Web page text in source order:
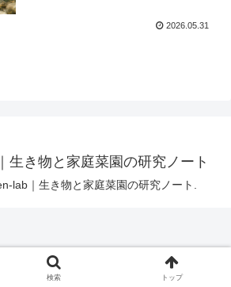
2026.05.31
生き物と家庭菜園の研究ノート
lab｜生き物と家庭菜園の研究ノート.
検索 トップ